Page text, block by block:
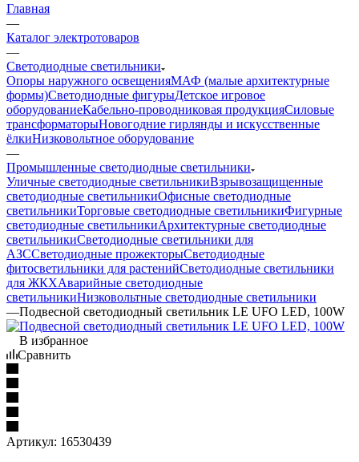
Главная
—
Каталог электротоваров
—
Светодиодные светильники
Опоры наружного освещенияМАФ (малые архитектурные
формы)Светодиодные фигурыДетское игровое
оборудованиеКабельно-проводниковая продукцияСиловые
трансформаторыНовогодние гирлянды и искусственные
ёлкиНизковольтное оборудование
—
Промышленные светодиодные светильники
Уличные светодиодные светильникиВзрывозащищенные
светодиодные светильникиОфисные светодиодные
светильникиТорговые светодиодные светильникиФигурные
светодиодные светильникиАрхитектурные светодиодные
светильникиСветодиодные светильники для
АЗССветодиодные прожекторыСветодиодные
фитосветильники для растенийСветодиодные светильники
для ЖКХАварийные светодиодные
светильникиНизковольтные светодиодные светильники
—Подвесной светодиодный светильник LE UFO LED, 100W
В избранное
Сравнить
Артикул: 16530439